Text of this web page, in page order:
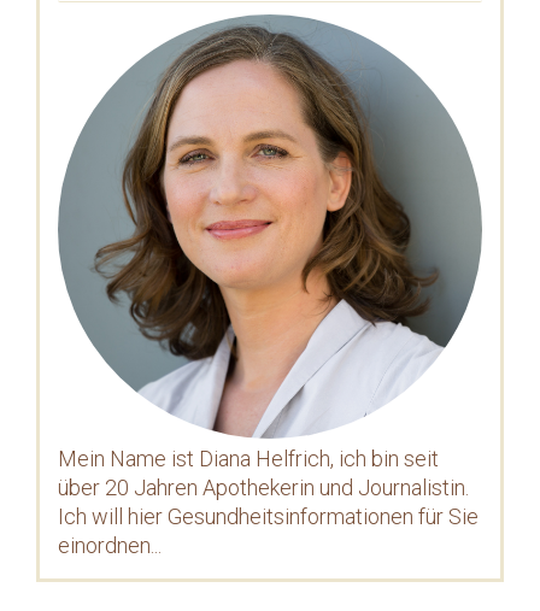
Mein Name ist Diana Helfrich, ich bin seit
über 20 Jahren Apothekerin und Journalistin.
Ich will hier Gesundheitsinformationen für Sie
einordnen...